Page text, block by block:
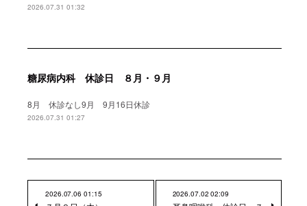
2026.07.31 01:32
糖尿病内科 休診日 ８月・９月
8月 休診なし9月 9月16日休診
2026.07.31 01:27
2026.07.06 01:15 2026.07.02 02:09